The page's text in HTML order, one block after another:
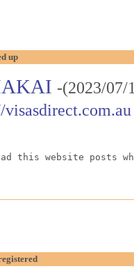
up
-(2023/
this website posts